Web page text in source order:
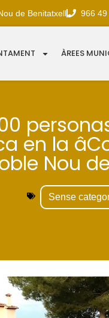
de Benitatxell 966
ÀREES
en la
Nou
Sense